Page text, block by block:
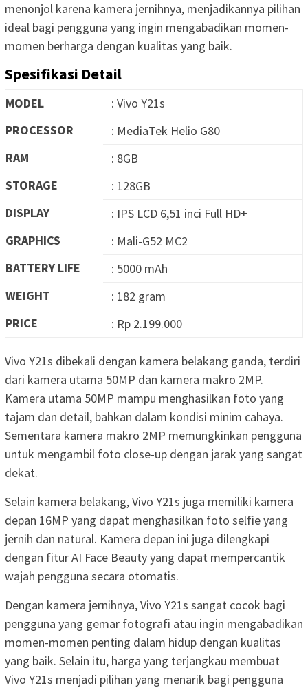
menonjol karena kamera jernihnya, menjadikannya pilihan
ideal bagi pengguna yang ingin mengabadikan momen-
momen berharga dengan kualitas yang baik.
Spesifikasi Detail
MODEL
: Vivo Y21s
PROCESSOR
: MediaTek Helio G80
RAM
: 8GB
STORAGE
: 128GB
DISPLAY
: IPS LCD 6,51 inci Full HD+
GRAPHICS
: Mali-G52 MC2
BATTERY LIFE
: 5000 mAh
WEIGHT
: 182 gram
PRICE
: Rp 2.199.000
Vivo Y21s dibekali dengan kamera belakang ganda, terdiri
dari kamera utama 50MP dan kamera makro 2MP.
Kamera utama 50MP mampu menghasilkan foto yang
tajam dan detail, bahkan dalam kondisi minim cahaya.
Sementara kamera makro 2MP memungkinkan pengguna
untuk mengambil foto close-up dengan jarak yang sangat
dekat.
Selain kamera belakang, Vivo Y21s juga memiliki kamera
depan 16MP yang dapat menghasilkan foto selfie yang
jernih dan natural. Kamera depan ini juga dilengkapi
dengan fitur AI Face Beauty yang dapat mempercantik
wajah pengguna secara otomatis.
Dengan kamera jernihnya, Vivo Y21s sangat cocok bagi
pengguna yang gemar fotografi atau ingin mengabadikan
momen-momen penting dalam hidup dengan kualitas
yang baik. Selain itu, harga yang terjangkau membuat
Vivo Y21s menjadi pilihan yang menarik bagi pengguna